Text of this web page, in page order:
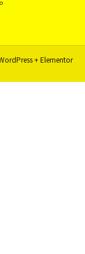
+ Elementor